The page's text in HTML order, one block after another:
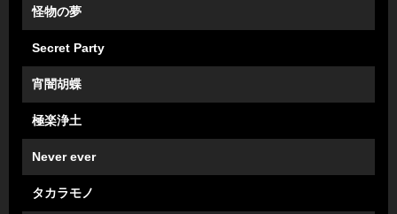
怪物の夢
Secret Party
宵闇胡蝶
極楽浄土
Never ever
タカラモノ